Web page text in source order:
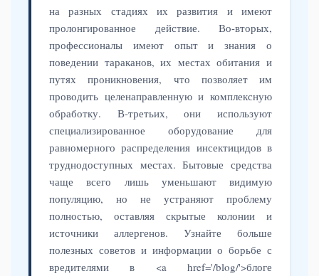
на разных стадиях их развития и имеют
пролонгированное действие. Во-вторых,
профессионалы имеют опыт и знания о
поведении тараканов, их местах обитания и
путях проникновения, что позволяет им
проводить целенаправленную и комплексную
обработку. В-третьих, они используют
специализированное оборудование для
равномерного распределения инсектицидов в
труднодоступных местах. Бытовые средства
чаще всего лишь уменьшают видимую
популяцию, но не устраняют проблему
полностью, оставляя скрытые колонии и
источники аллергенов. Узнайте больше
полезных советов и информации о борьбе с
вредителями в <a href='/blog/'>блоге